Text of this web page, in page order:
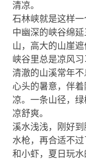
清凉。
石林峡就是这样
中幽深的峡谷绵
山，高大的山崖
峡谷里总是凉风习
清澈的山溪常年
心头的暑意，伴
凉。一条山径，
凉舒爽。
溪水浅浅，刚好
水枪，再合适不
和小虾，夏日玩水